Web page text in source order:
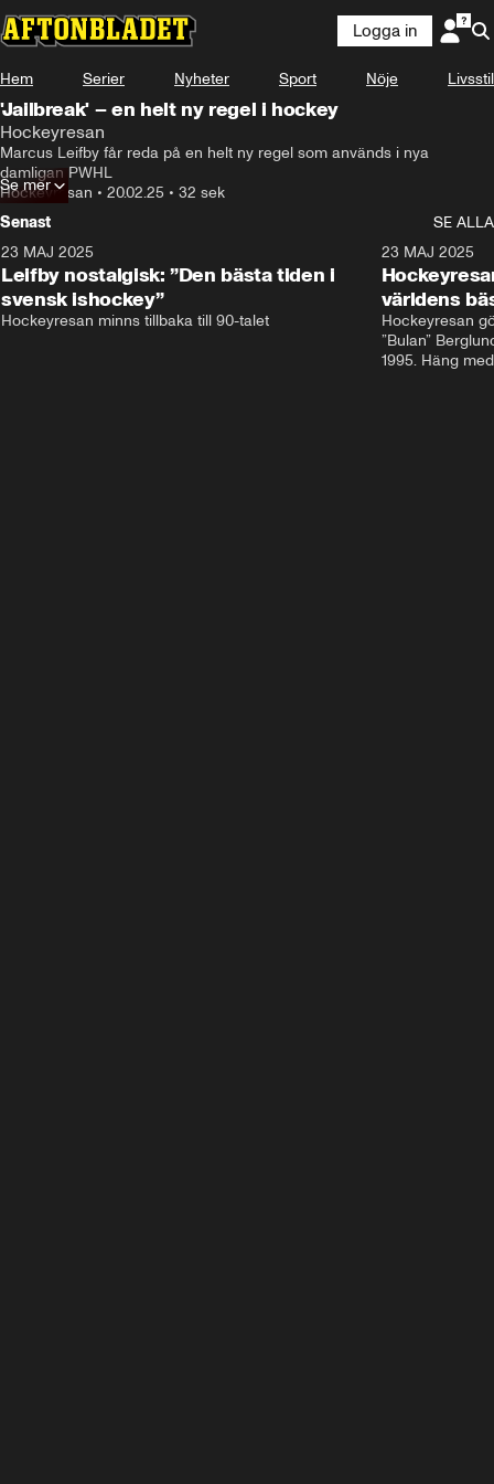
Logga in
Hem Serier Nyheter Sport Nöje Livsstil
'Jailbreak' – en helt ny regel i hockey
Hockeyresan
Marcus Leifby får reda på en helt ny regel som används i nya
damligan PWHL
Hockeyresan • 20.02.25 • 32 sek
Se mer
Senast
SE ALLA
23 MAJ 2025
Leifby nostalgisk: ”Den bästa tiden i
svensk ishockey”
Hockeyresan minns tillbaka till 90-talet
23 MAJ 2025
världens
Hockeyresan
”Bulan”
1995. Häng